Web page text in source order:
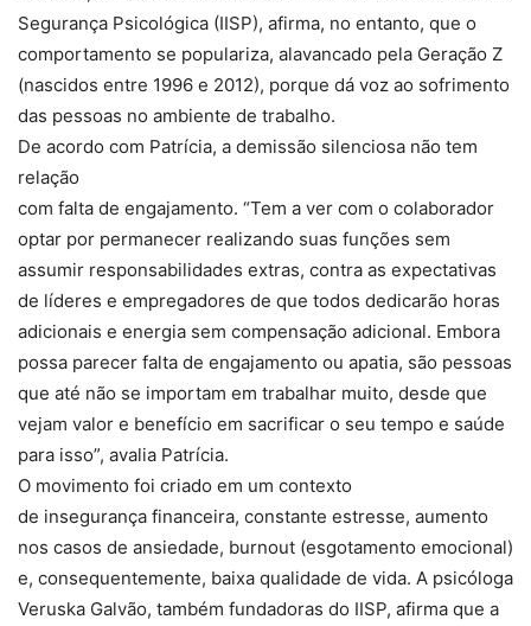
Segurança Psicológica (IISP), afirma, no entanto, que o
comportamento se populariza, alavancado pela Geração Z
(nascidos entre 1996 e 2012), porque dá voz ao sofrimento
das pessoas no ambiente de trabalho.
De acordo com Patrícia, a demissão silenciosa não tem
relação
com falta de engajamento. “Tem a ver com o colaborador
optar por permanecer realizando suas funções sem
assumir responsabilidades extras, contra as expectativas
de líderes e empregadores de que todos dedicarão horas
adicionais e energia sem compensação adicional. Embora
possa parecer falta de engajamento ou apatia, são pessoas
que até não se importam em trabalhar muito, desde que
vejam valor e benefício em sacrificar o seu tempo e saúde
para isso”, avalia Patrícia.
O movimento foi criado em um contexto
de insegurança financeira, constante estresse, aumento
nos casos de ansiedade, burnout (esgotamento emocional)
e, consequentemente, baixa qualidade de vida. A psicóloga
Veruska Galvão, também fundadoras do IISP, afirma que a